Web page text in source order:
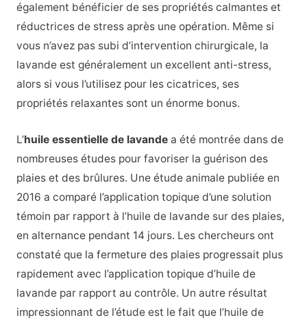
également bénéficier de ses propriétés calmantes et
réductrices de stress après une opération. Même si
vous n’avez pas subi d’intervention chirurgicale, la
lavande est généralement un excellent anti-stress,
alors si vous l’utilisez pour les cicatrices, ses
propriétés relaxantes sont un énorme bonus.
L’huile essentielle de lavandea été montrée dans de
nombreuses études pour favoriser la guérison des
plaies et des brûlures. Une étude animale publiée en
2016 a comparé l’application topique d’une solution
témoin par rapport à l’huile de lavande sur des plaies,
en alternance pendant 14 jours. Les chercheurs ont
constaté que la fermeture des plaies progressait plus
rapidement avec l’application topique d’huile de
lavande par rapport au contrôle. Un autre résultat
impressionnant de l’étude est le fait que l’huile de